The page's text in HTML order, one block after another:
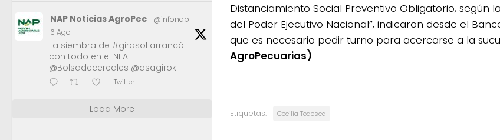
Distanciamiento Social Preventivo Obligatorio, según
del Poder Ejecutivo Nacional”, indicaron desde el
que es necesario pedir turno para acercarse a la
AgroPecuarias)
Etiquetas: Cecilia Todesca
NAP Noticias AgroPec @infonap
·
6 Ago
La siembra de #girasol arrancó
con todo en el NEA
@Bolsadecereales @asagirok
Twitter
Load More